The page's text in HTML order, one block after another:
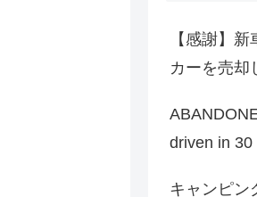
【感謝】
カーを売却
driven in
キャンピ